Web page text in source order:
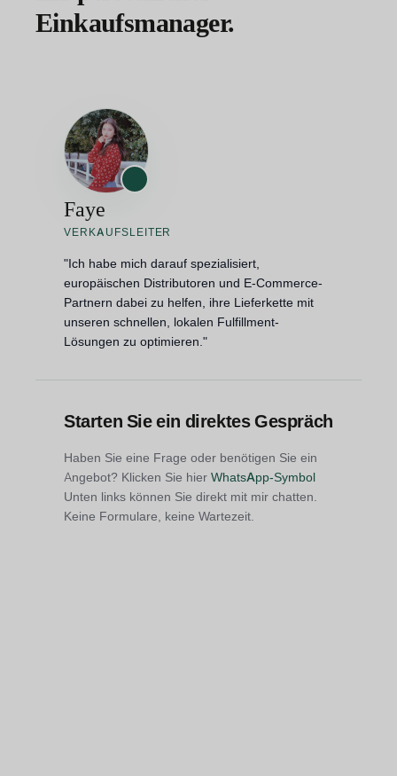
Einkaufsmanager.
Faye
VERKAUFSLEITER
"Ich habe mich darauf spezialisiert,
europäischen Distributoren und E-Commerce-
Partnern dabei zu helfen, ihre Lieferkette mit
unseren schnellen, lokalen Fulfillment-
Lösungen zu optimieren."
Starten Sie ein direktes Gespräch
Haben Sie eine Frage oder benötigen Sie ein
Angebot? Klicken Sie hier WhatsApp-Symbol
Unten links können Sie direkt mit mir chatten.
Keine Formulare, keine Wartezeit.